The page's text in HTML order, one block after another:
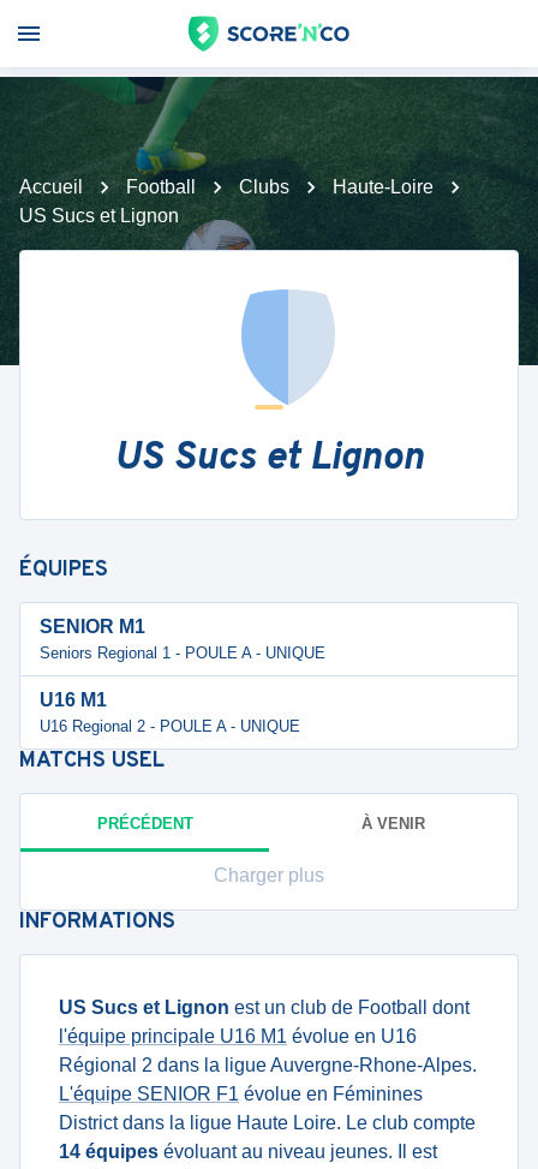
Accueil Football Clubs
Haute-Loire
US Sucs et Lignon
US Sucs et Lignon
ÉQUIPES
SENIOR M1
Seniors Regional 1 - POULE A - UNIQUE
U16 M1
U16 Regional 2 - POULE A - UNIQUE
MATCHS USEL
PRÉCÉDENT À VENIR
Charger plus
INFORMATIONS
US Sucs et Lignon est un club de Football dont
l'équipe principale U16 M1 évolue en U16
Régional 2 dans la ligue Auvergne-Rhone-Alpes.
L'équipe SENIOR F1 évolue en Féminines
District dans la ligue Haute Loire. Le club compte
14 équipes évoluant au niveau jeunes. Il est